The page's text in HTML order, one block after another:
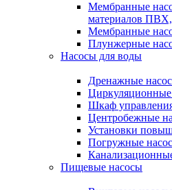
Мембранные
материалов
Мембранные
Плунжерные
Насосы для воды
Дренажные
Шкаф
Центробежные
Установки
Погружные
Пищевые насосы